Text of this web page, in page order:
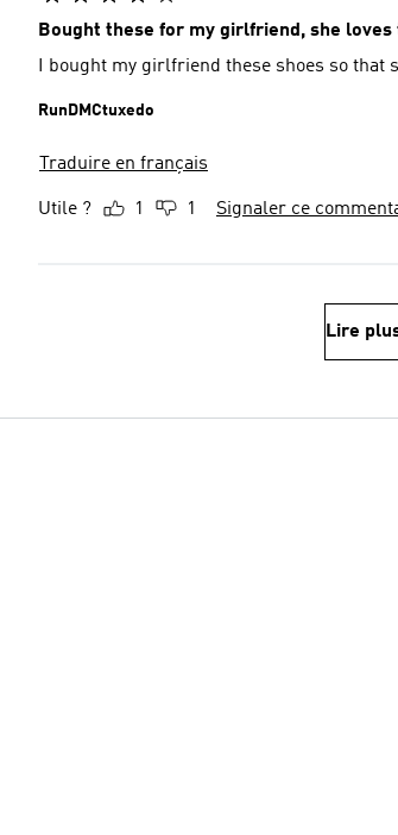
Bought these for my girlfriend, she loves
I bought my girlfriend these shoes so that
RunDMCtuxedo
Traduire en français
Utile ? 1 1 Signaler ce
Lire